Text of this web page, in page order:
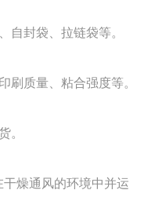
自封袋、拉链袋等。
刷质量、粘合强度等。
。
燥通风的环境中并运